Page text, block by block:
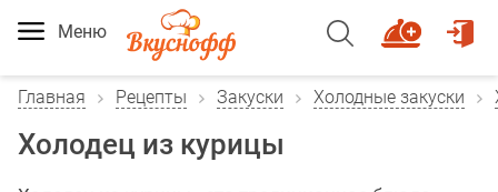
Меню
Главная Рецепты Закуски Холодные закуски
Холодец из курицы